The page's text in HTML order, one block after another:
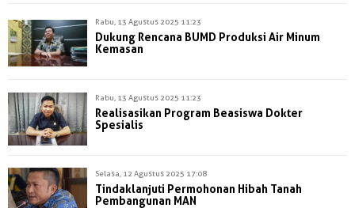
Rabu, 13 Agustus 2025 11:23
Dukung Rencana BUMD Produksi Air Minum
Kemasan
Rabu, 13 Agustus 2025 11:23
Realisasikan Program Beasiswa Dokter
Spesialis
Selasa, 12 Agustus 2025 17:08
Tindaklanjuti Permohonan Hibah Tanah
Pembangunan MAN